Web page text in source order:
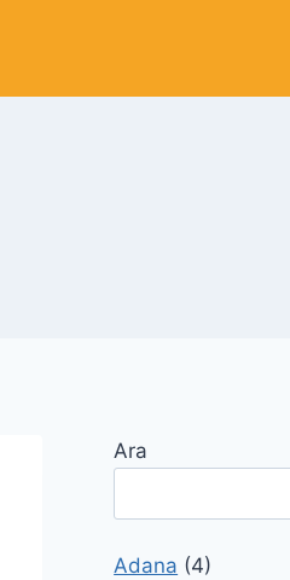
Ara
Adana (4)